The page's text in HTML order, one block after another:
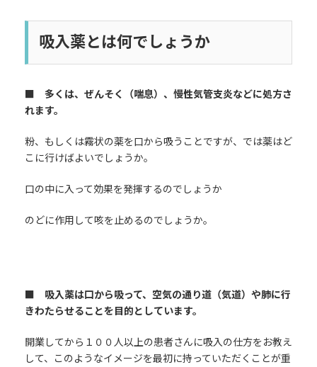
:
吸入薬とは何でしょうか
■ 多くは、ぜんそく（喘息）、慢性気管支炎などに処方さ
れます。
粉、もしくは霧状の薬を口から吸うことですが、では薬はど
こに行けばよいでしょうか。
口の中に入って効果を発揮するのでしょうか
のどに作用して咳を止めるのでしょうか。
■ 吸入薬は口から吸って、空気の通り道（気道）や肺に行
きわたらせることを目的としています。
開業してから１００人以上の患者さんに吸入の仕方をお教え
して、このようなイメージを最初に持っていただくことが重